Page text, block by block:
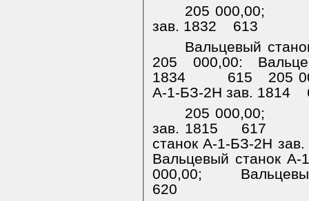
205 000,00;
зав. 1832
613
Вальцевый
205 000,00:
1834
615
205
А-1-БЗ-2Н зав. 1814
205 000,00;
зав. 1815
617
станок А-1-БЗ-2Н зав.
Вальцевый станок
000,00;
620